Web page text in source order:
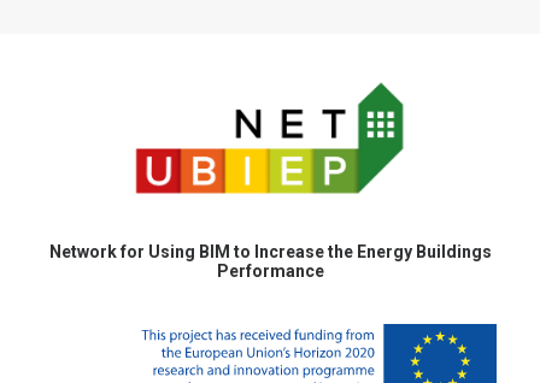
Network for Using BIM to Increase the Energy Buildings
Performance